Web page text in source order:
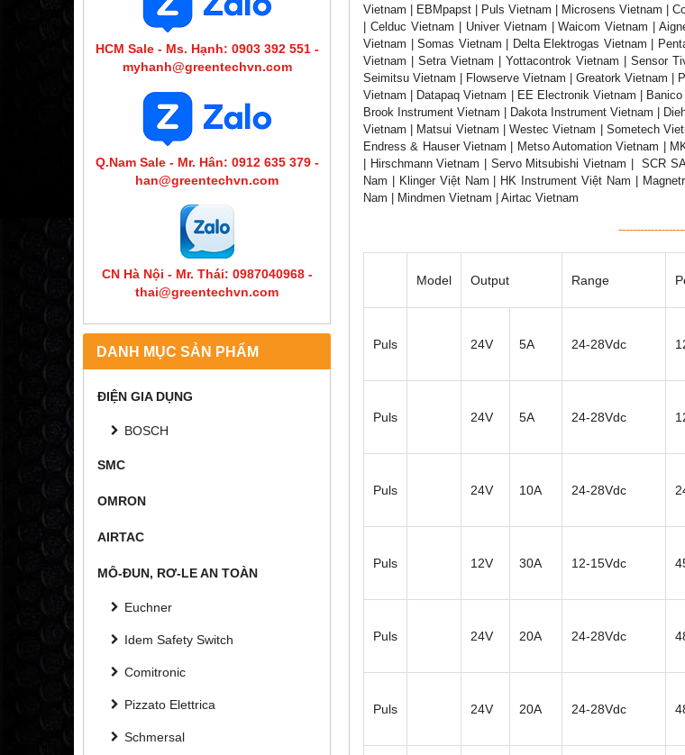
HCM Sale - Ms. Hạnh: 0903 392 551 -
myhanh@greentechvn.com
Q.Nam Sale - Mr. Hân: 0912 635 379 -
han@greentechvn.com
CN Hà Nội - Mr. Thái: 0987040968 -
thai@greentechvn.com
DANH MỤC SẢN PHẨM
ĐIỆN GIA DỤNG
BOSCH
SMC
OMRON
AIRTAC
MÔ-ĐUN, RƠ-LE AN TOÀN
Euchner
Idem Safety Switch
Comitronic
Pizzato Elettrica
Schmersal
Vietnam | EBMpapst | Puls Vietnam | Microsens Vietnam |
| Celduc Vietnam | Univer Vietnam | Waicom Vietnam |
Vietnam | Somas Vietnam | Delta Elektrogas Vietnam |
Vietnam | Setra Vietnam | Yottacontrok Vietnam | Sensor
Seimitsu Vietnam | Flowserve Vietnam | Greatork Vietnam |
Vietnam | Datapaq Vietnam | EE Electronik Vietnam |
Brook Instrument Vietnam | Dakota Instrument Vietnam |
Vietnam | Matsui Vietnam | Westec Vietnam | Sometech
Endress & Hauser Vietnam | Metso Automation Vietnam |
| Hirschmann Vietnam | Servo Mitsubishi Vietnam | SCR
Nam | Klinger Việt Nam | HK Instrument Việt Nam |
Nam | Mindmen Vietnam | Airtac Vietnam
Model Output Range
Puls 24V 5A 24-28Vdc
Puls 24V 5A 24-28Vdc
Puls 24V 10A 24-28Vdc
Puls 12V 30A 12-15Vdc
Puls 24V 20A 24-28Vdc
Puls 24V 20A 24-28Vdc